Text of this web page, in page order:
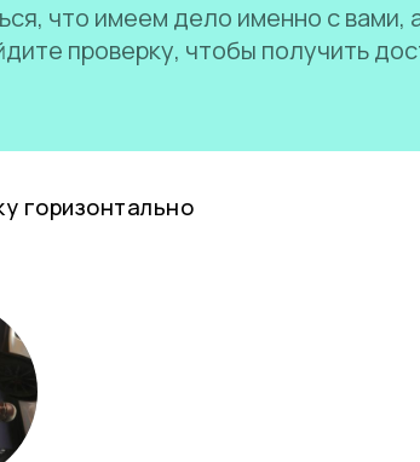
что имеем дело именно с вами,
проверку, чтобы получить
горизонтально